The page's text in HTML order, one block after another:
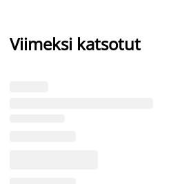
Viimeksi katsotut